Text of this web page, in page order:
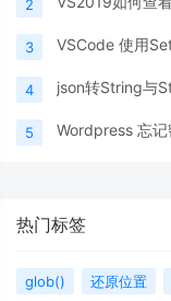
2
3 VSCode 使用
4 json转String与
5 Wordpress 忘
热门标签
glob() 还原位置